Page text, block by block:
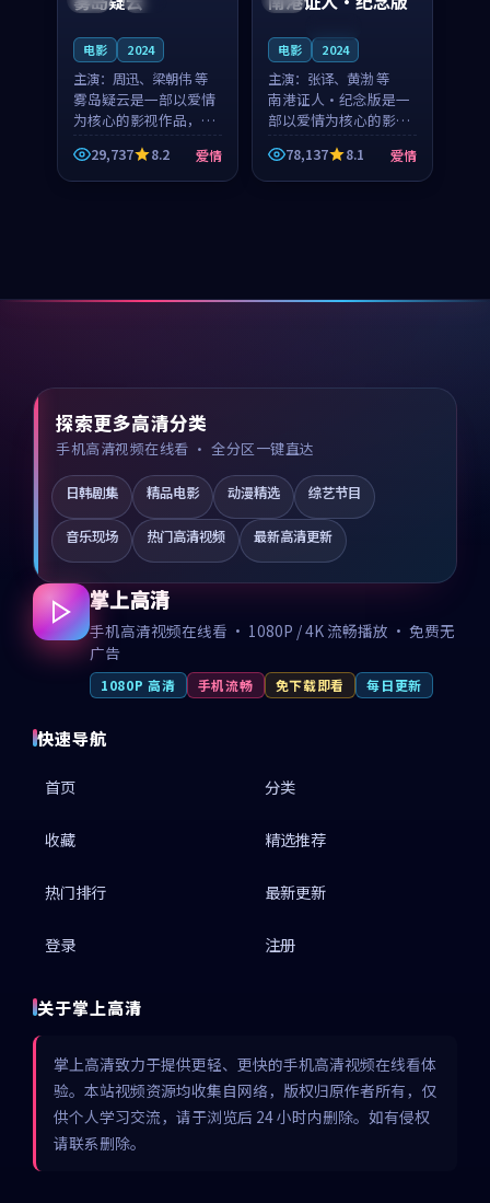
电影 2024
主演： 周迅、梁朝伟 等
雾岛疑云是一部以爱情
为核心的影视作品，围
绕危机、反转与人物成
长展开，整体节奏紧
凑，值得推荐观看。
29,737 8.2 爱情
电影 2024
主演： 张译、黄渤 等
南港证人·纪念版是一
部以爱情为核心的影视
作品，围绕危机、反转
与人物成长展开，整体
节奏紧凑，值得推荐观
78,137 8.1 爱情
探索更多高清分类
手机高清视频在线看 · 全分区一键直达
日韩剧集 精品电影 动漫精选 综艺节目
音乐现场 热门高清视频 最新高清更新
掌上高清
手机高清视频在线看 · 1080P / 4K 流畅播放 · 免费无
广告
1080P 高清 手机流畅 免下载即看 每日更新
快速导航
首页 分类
收藏 精选推荐
热门排行 最新更新
登录 注册
关于掌上高清
掌上高清致力于提供更轻、更快的手机高清视频在线看体
验。本站视频资源均收集自网络，版权归原作者所有，仅
供个人学习交流，请于浏览后 24 小时内删除。如有侵权
请联系删除。